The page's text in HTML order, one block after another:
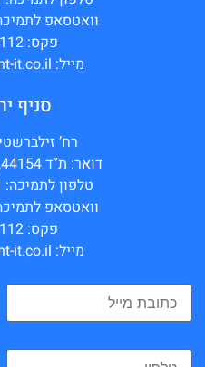
וואטסאפ לתמיכה:
פקס: 02-6569112
מייל: info@account-it.co.il
סניף
רח’ זילברשטיין
דואר: ת”ד 44154, ירושלים 91441
טלפון לתמיכה: 02-6567050/1
וואטסאפ לתמיכה:
פקס: 02-6569112
מייל: info@account-it.co.il